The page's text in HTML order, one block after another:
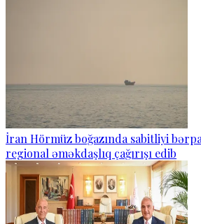
İran Hörmüz boğazında sabitliyi
regional əməkdaşlıq çağırışı edib